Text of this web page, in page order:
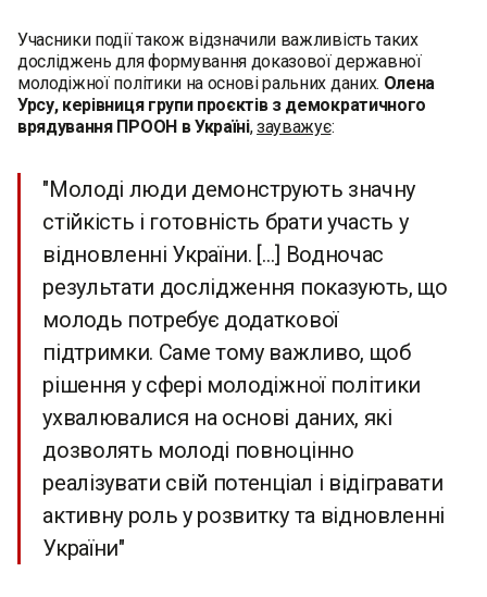
Учасники події також відзначили важливість таких
досліджень для формування доказової державної
молодіжної політики на основі ральних даних. Олена
Урсу, керівниця групи проєктів з демократичного
врядування ПРООН в Україні,зауважує:
"Молоді люди демонструють значну
стійкість і готовність брати участь у
відновленні України. [...] Водночас
результати дослідження показують, що
молодь потребує додаткової
підтримки. Саме тому важливо, щоб
рішення у сфері молодіжної політики
ухвалювалися на основі даних, які
дозволять молоді повноцінно
реалізувати свій потенціал і відігравати
активну роль у розвитку та відновленні
України"